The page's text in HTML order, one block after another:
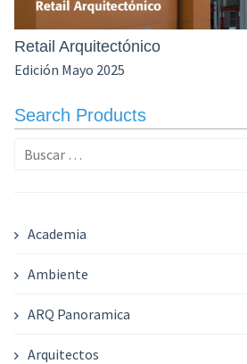
Retail Arquitectónico
Edición Mayo 2025
Search Products
Buscar:
Academia
Ambiente
ARQ Panoramica
Arquitectos